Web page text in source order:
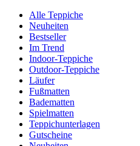
Alle Teppiche
Neuheiten
Bestseller
Im Trend
Indoor-Teppiche
Outdoor-Teppiche
Läufer
Fußmatten
Badematten
Spielmatten
Teppichunterlagen
Gutscheine